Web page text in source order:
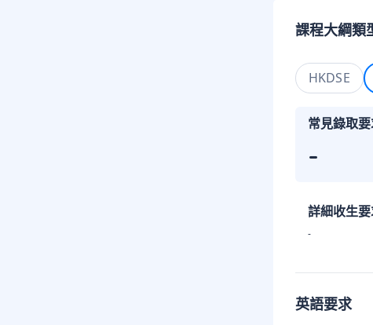
課程大綱類
HKDSE
常見錄取
-
詳細收生
-
英語要求